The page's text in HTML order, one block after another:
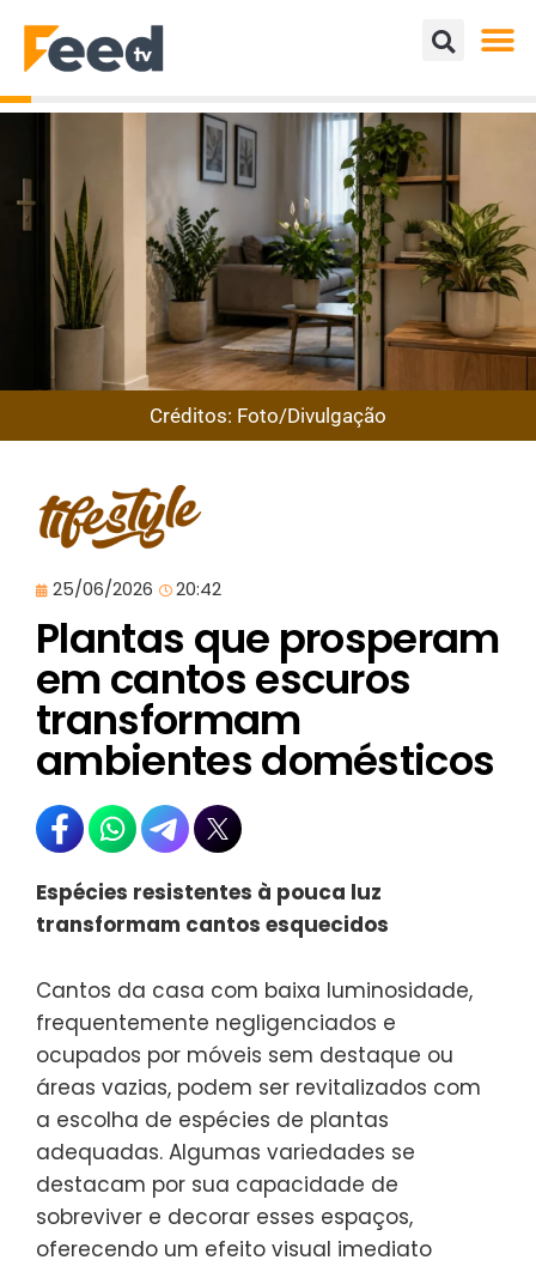
Créditos: Foto/Divulgação
25/06/2026 20:42
Plantas que prosperam
em cantos escuros
transformam
ambientes domésticos
Espécies resistentes à pouca luz
transformam cantos esquecidos
Cantos da casa com baixa luminosidade,
frequentemente negligenciados e
ocupados por móveis sem destaque ou
áreas vazias, podem ser revitalizados com
a escolha de espécies de plantas
adequadas. Algumas variedades se
destacam por sua capacidade de
sobreviver e decorar esses espaços,
oferecendo um efeito visual imediato